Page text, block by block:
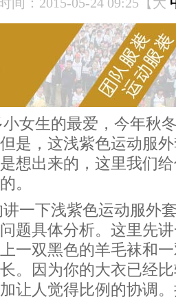
女生的最爱，今年秋
是，这浅紫色运动服
想出来的，这里我们
。
一下浅紫色运动服外
题具体分析。这里先
一双黑色的羊毛袜和
。因为你的大衣已经
让人觉得比例的协调